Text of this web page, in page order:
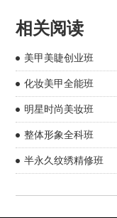
相关阅读
美甲美睫创业班
化妆美甲全能班
明星时尚美妆班
整体形象全科班
半永久纹绣精修班